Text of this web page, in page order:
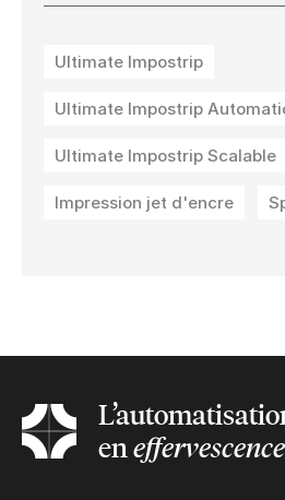
Ultimate Impostrip
Ultimate Impostrip
Ultimate Impostrip Scalable
Impression jet d'encre
eneffervescence